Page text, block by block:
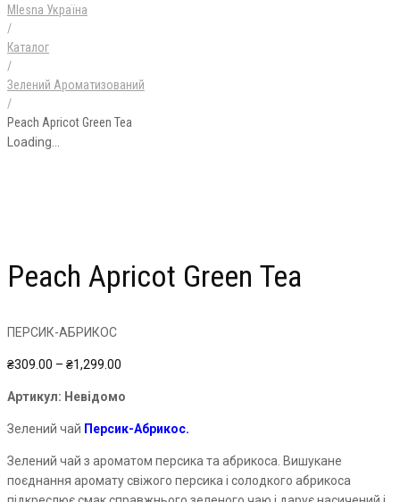
Mlesna Україна
/
Каталог
/
Зелений Ароматизований
/
Peach Apricot Green Tea
Loading...
Peach Apricot Green Tea
ПЕРСИК-АБРИКОС
₴309.00 – ₴1,299.00
₴309.00
through
Артикул: Невідомо
Зелений чай Персик-Абрикос.
Зелений чай з ароматом персика та абрикоса. Вишукане
поєднання аромату свіжого персика і солодкого абрикоса